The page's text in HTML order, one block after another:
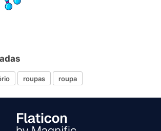
roupas roupa